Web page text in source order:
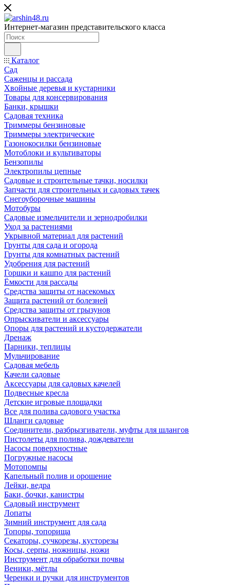
Интернет-магазин представительского класса
Каталог
Сад
Саженцы и рассада
Хвойные деревья и кустарники
Товары для консервирования
Банки, крышки
Садовая техника
Триммеры бензиновые
Триммеры электрические
Газонокосилки бензиновые
Мотоблоки и культиваторы
Бензопилы
Электропилы цепные
Садовые и строительные тачки, носилки
Запчасти для строительных и садовых тачек
Снегоуборочные машины
Мотобуры
Садовые измельчители и зернодробилки
Уход за растениями
Укрывной материал для растений
Грунты для сада и огорода
Грунты для комнатных растений
Удобрения для растений
Горшки и кашпо для растений
Ёмкости для рассады
Средства защиты от насекомых
Защита растений от болезней
Средства защиты от грызунов
Опрыскиватели и аксессуары
Опоры для растений и кустодержатели
Дренаж
Парники, теплицы
Мульчирование
Садовая мебель
Качели садовые
Аксессуары для садовых качелей
Подвесные кресла
Детские игровые площадки
Все для полива садового участка
Шланги садовые
Соединители, разбрызгиватели, муфты для шлангов
Пистолеты для полива, дождеватели
Насосы поверхностные
Погружные насосы
Мотопомпы
Капельный полив и орошение
Лейки, ведра
Баки, бочки, канистры
Садовый инструмент
Лопаты
Зимний инструмент для сада
Топоры, топорища
Секаторы, сучкорезы, кусторезы
Косы, серпы, ножницы, ножи
Инструмент для обработки почвы
Веники, мётлы
Черенки и ручки для инструментов